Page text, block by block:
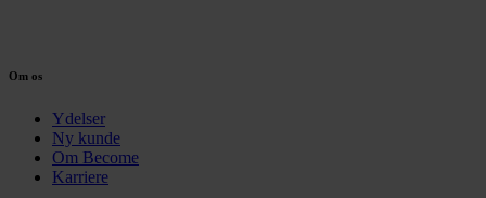
Om os
Ydelser
Ny kunde
Om Become
Karriere